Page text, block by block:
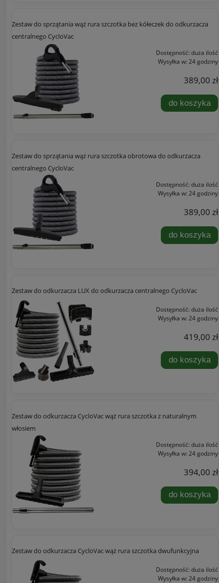
Zestaw do sprzątania wąż rura szczotka bez kółeczek do odkurzacza
centralnego CycloVac
Dostępność: duża ilość
Wysyłka w: 24 godziny
389,00 zł
do koszyka
Zestaw do sprzątania wąż rura szczotka obrotowa do odkurzacza
centralnego CycloVac
Dostępność: duża ilość
Wysyłka w: 24 godziny
389,00 zł
do koszyka
Zestaw do odkurzacza LUX do odkurzacza centralnego CycloVac
Dostępność: duża ilość
Wysyłka w: 24 godziny
419,00 zł
do koszyka
Zestaw do odkurzacza CycloVac wąż rura szczotka z naturalnym
włosiem
Dostępność: duża ilość
Wysyłka w: 24 godziny
394,00 zł
do koszyka
Zestaw do odkurzacza CycloVac wąż rura szczotka dwufunkcyjna
Dostępność: duża ilość
Wysyłka w: 24 godziny